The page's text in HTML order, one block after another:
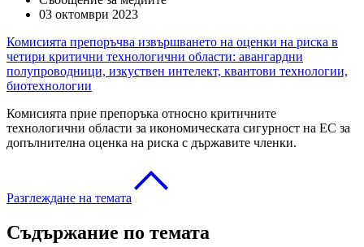
03 октомври 2023
Комисията препоръчва извършването на оценки на риска в
четири критични технологични области: авангардни
полупроводници, изкуствен интелект, квантови технологии,
биотехнологии
Комисията прие препоръка относно критичните
технологични области за икономическата сигурност на ЕС за
допълнителна оценка на риска с държавите членки.
Разглеждане на темата
Съдържание по темата